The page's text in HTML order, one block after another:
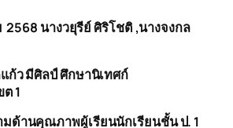
2568 นางวยุรีย์ศิริโชติ ,นางจงกล
ก้ว มีศิลป์ศึกษานิเทศก์
1
มด้านคุณภาพผู้เรียนนักเรียนชั้น ป. 1